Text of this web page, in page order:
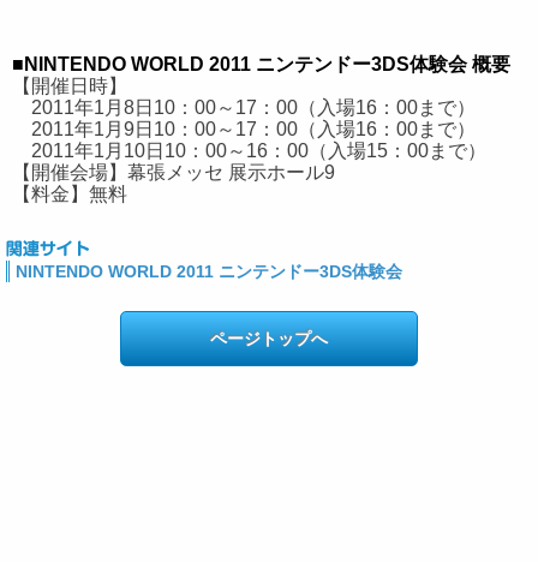
■NINTENDO WORLD 2011 ニンテンドー3DS体験会 概要
【開催日時】
2011年1月8日10：00～17：00（入場16：00まで）
2011年1月9日10：00～17：00（入場16：00まで）
2011年1月10日10：00～16：00（入場15：00まで）
【開催会場】幕張メッセ 展示ホール9
【料金】無料
NINTENDO WORLD 2011 ニンテンドー3DS体験会
ページトップへ